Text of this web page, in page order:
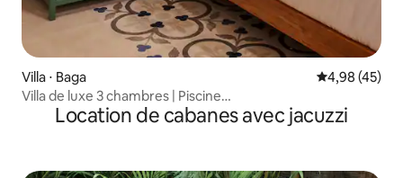
Villa ⋅ Baga Évaluation
4,98 (45)
Villa de luxe 3 chambres | Piscine
privée | Majordome | Ascenseur | Petit-
Location de cabanes avec jacuzzi